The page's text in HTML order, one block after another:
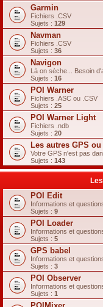
Garmin
Fichiers .CSV
Sujets : 129
Navman
Fichiers .CSV
Sujets : 36
Navigon
Là on sèche... Besoin
Sujets : 16
POI Warner
Fichiers .ASC ou .CSV
Sujets : 25
POI Warner Light
Fichiers .ndb
Sujets : 20
Les autres GPS
Votre GPS n'est pas
Sujets : 143
POI Edit
Informations et
Sujets : 9
POI Loader
Informations et
Sujets : 5
GPS babel
Informations et
Sujets : 3
POI Observer
Informations et
Sujets : 1
POIMixer